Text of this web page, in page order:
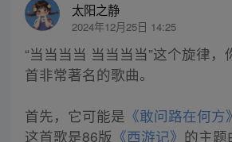
太阳之静
2024年12月25日 14:25
“当当当当 当当当当”这个旋律
首非常著名的歌曲。
首先，它可能是 《敢问路在何方》
这首歌是86版 《西游记》 的主题